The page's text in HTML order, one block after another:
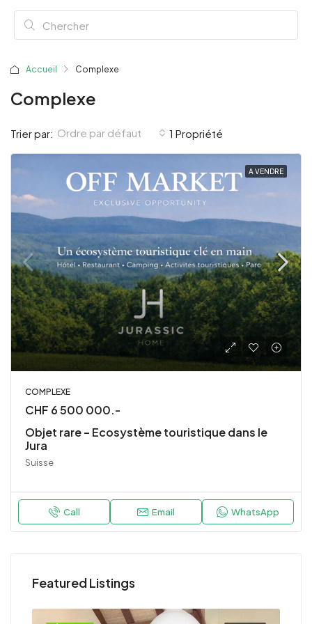
Accueil Complexe
Complexe
1 Propriété
Trier par: Ordre par défaut
A VENDRE
COMPLEXE
CHF 6 500 000.-
Objet rare – Ecosystème touristique dans le
Jura
Suisse
Call Email WhatsApp
Featured Listings